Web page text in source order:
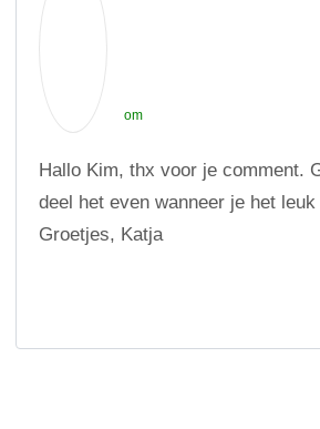
om
Hallo Kim, thx voor je comment.
deel het even wanneer je het leuk
Groetjes, Katja